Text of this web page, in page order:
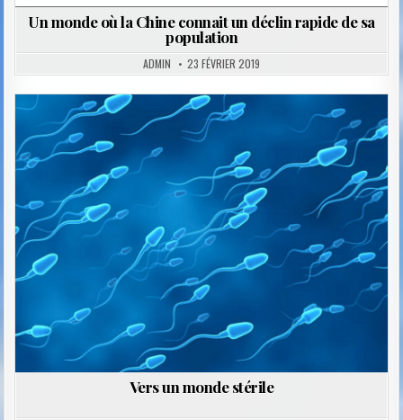
Un monde où la Chine connait un déclin rapide de sa
population
ADMIN 23 FÉVRIER 2019
Posted
in
Vers un monde stérile